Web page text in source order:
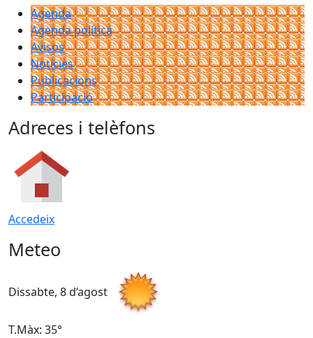
Agenda
Agenda política
Avisos
Notícies
Publicacions
Participació
Adreces i telèfons
Accedeix
Meteo
Dissabte, 8 d’agost
T.Màx: 35°